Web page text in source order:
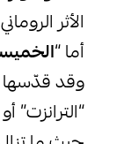
الأثر
أما “
وقد قدّسها
“الترانزت”